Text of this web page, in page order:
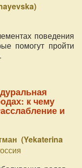
поведения
помогут пройти
к чему
и
(Yekaterina